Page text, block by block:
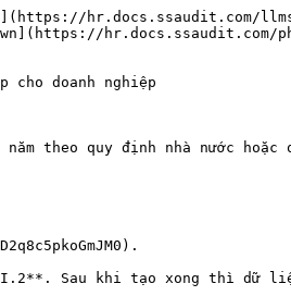
hr.docs.ssaudit.com/
hr.docs.ssaudit.com/
cho doanh nghiệp
theo quy định nhà nước hoặc
Sau khi tạo xong thì dữ